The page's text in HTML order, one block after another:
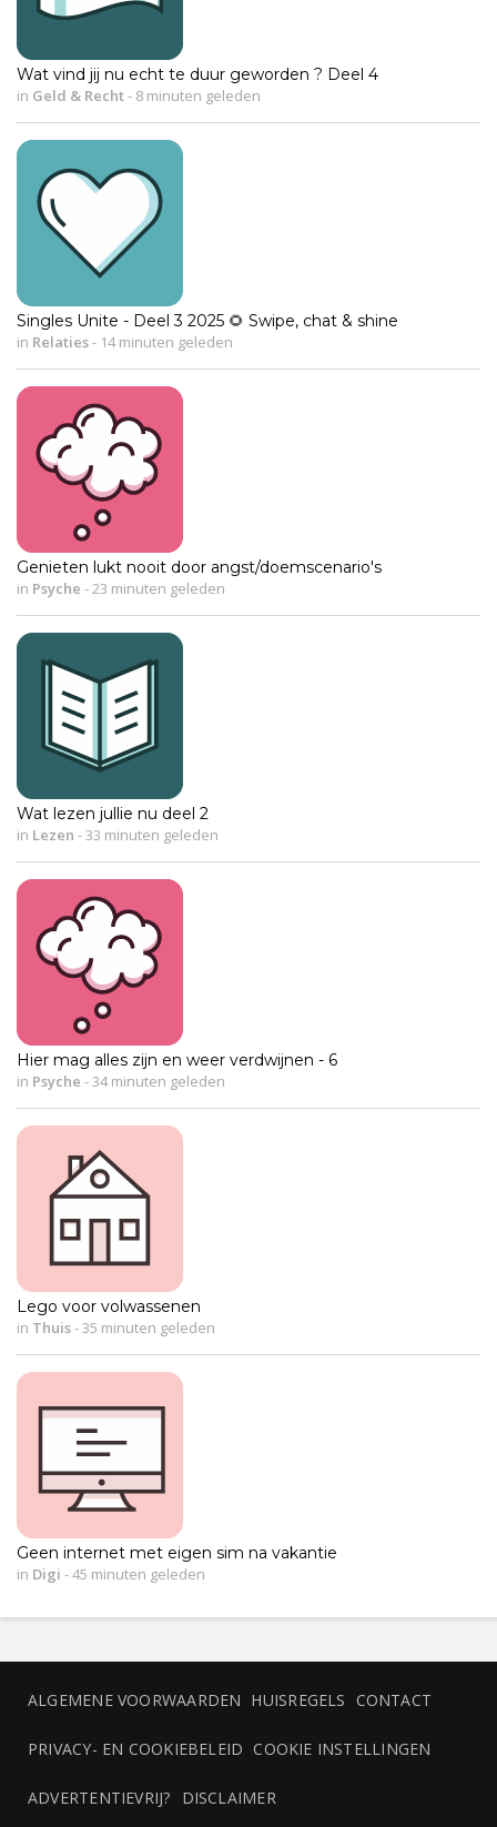
Wat vind jij nu echt te duur geworden ? Deel 4
in Geld & Recht- 8 minuten geleden
Singles Unite - Deel 3 2025 🌻 Swipe, chat & shine
in Relaties- 14 minuten geleden
Genieten lukt nooit door angst/doemscenario's
in Psyche -23 minuten geleden
Wat lezen jullie nu deel 2
in Lezen -33 minuten geleden
Hier mag alles zijn en weer verdwijnen - 6
in Psyche -34 minuten geleden
Lego voor volwassenen
in Thuis-35 minuten geleden
Geen internet met eigen sim na vakantie
in Digi -45 minuten geleden
ALGEMENE VOORWAARDEN HUISREGELS CONTACT
PRIVACY- EN COOKIEBELEID COOKIE INSTELLINGEN
ADVERTENTIEVRIJ? DISCLAIMER